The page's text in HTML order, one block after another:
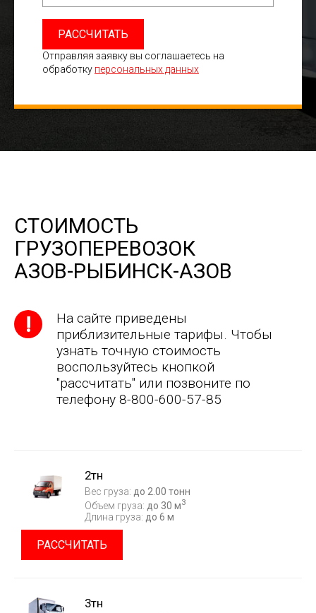
РАССЧИТАТЬ
Отправляя заявку вы соглашаетесь на
обработку персональных данных
СТОИМОСТЬ
ГРУЗОПЕРЕВОЗОК
АЗОВ-РЫБИНСК-АЗОВ
На сайте приведены
приблизительные тарифы. Чтобы
узнать точную стоимость
воспользуйтесь кнопкой
"рассчитать" или позвоните по
телефону 8-800-600-57-85
2тн
Вес груза: до 2.00 тонн
Объем груза: до 30 м3
Длина груза: до 6 м
РАССЧИТАТЬ
3тн